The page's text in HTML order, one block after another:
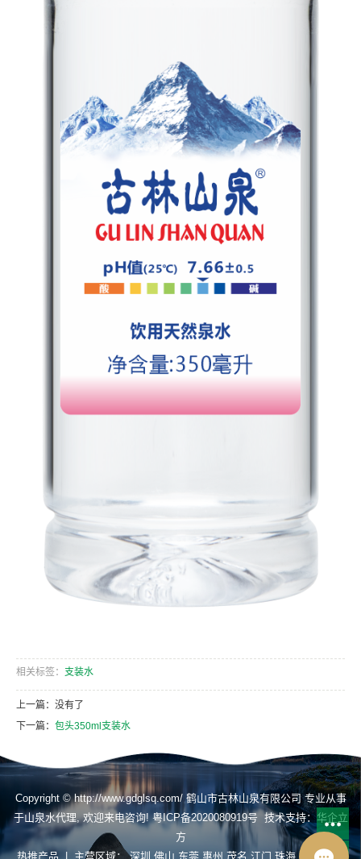
相关标签： 支装水
上一篇：没有了
下一篇： 包头350ml支装水
Copyright © http://www.gdglsq.com/ 鹤山市古林山泉有限公司 专业从事
于山泉水代理, 欢迎来电咨询!粤ICP备2020080919号技术支持：华企立
方
热推产品 | 主营区域：深圳 佛山 东莞 惠州 茂名 江门 珠海 揭阳 肇庆